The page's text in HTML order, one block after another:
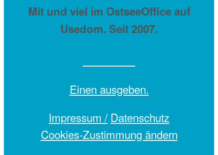
Mit und viel im OstseeOffice auf
Usedom. Seit 2007.
Einen ausgeben.
Impressum / Datenschutz
Cookies-Zustimmung ändern